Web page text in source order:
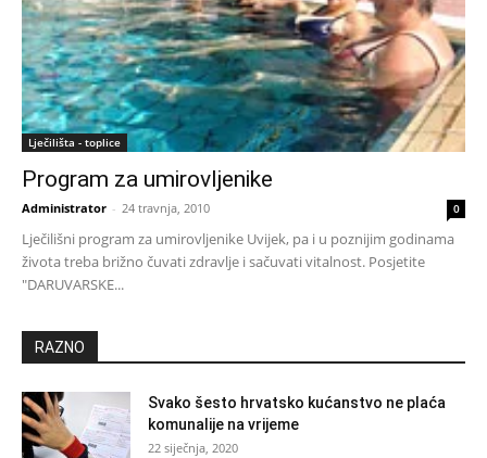
Lječilišta - toplice
Program za umirovljenike
Administrator - 24 travnja, 2010 0
Lječilišni program za umirovljenike Uvijek, pa i u poznijim godinama
života treba brižno čuvati zdravlje i sačuvati vitalnost. Posjetite
"DARUVARSKE...
RAZNO
Svako šesto hrvatsko kućanstvo ne plaća
komunalije na vrijeme
22 siječnja, 2020